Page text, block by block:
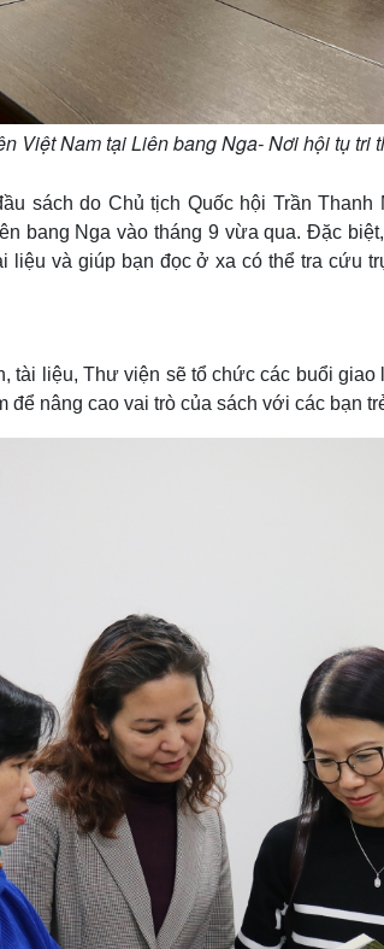
Việt Nam tại Liên bang Nga- Nơi hội tụ tri
sách do Chủ tịch Quốc hội Trần
bang Nga vào tháng 9 vừa qua. Đặc
liệu và giúp bạn đọc ở xa có thể tra cứu
tài liệu, Thư viện sẽ tổ chức các buổi
để nâng cao vai trò của sách với các bạn